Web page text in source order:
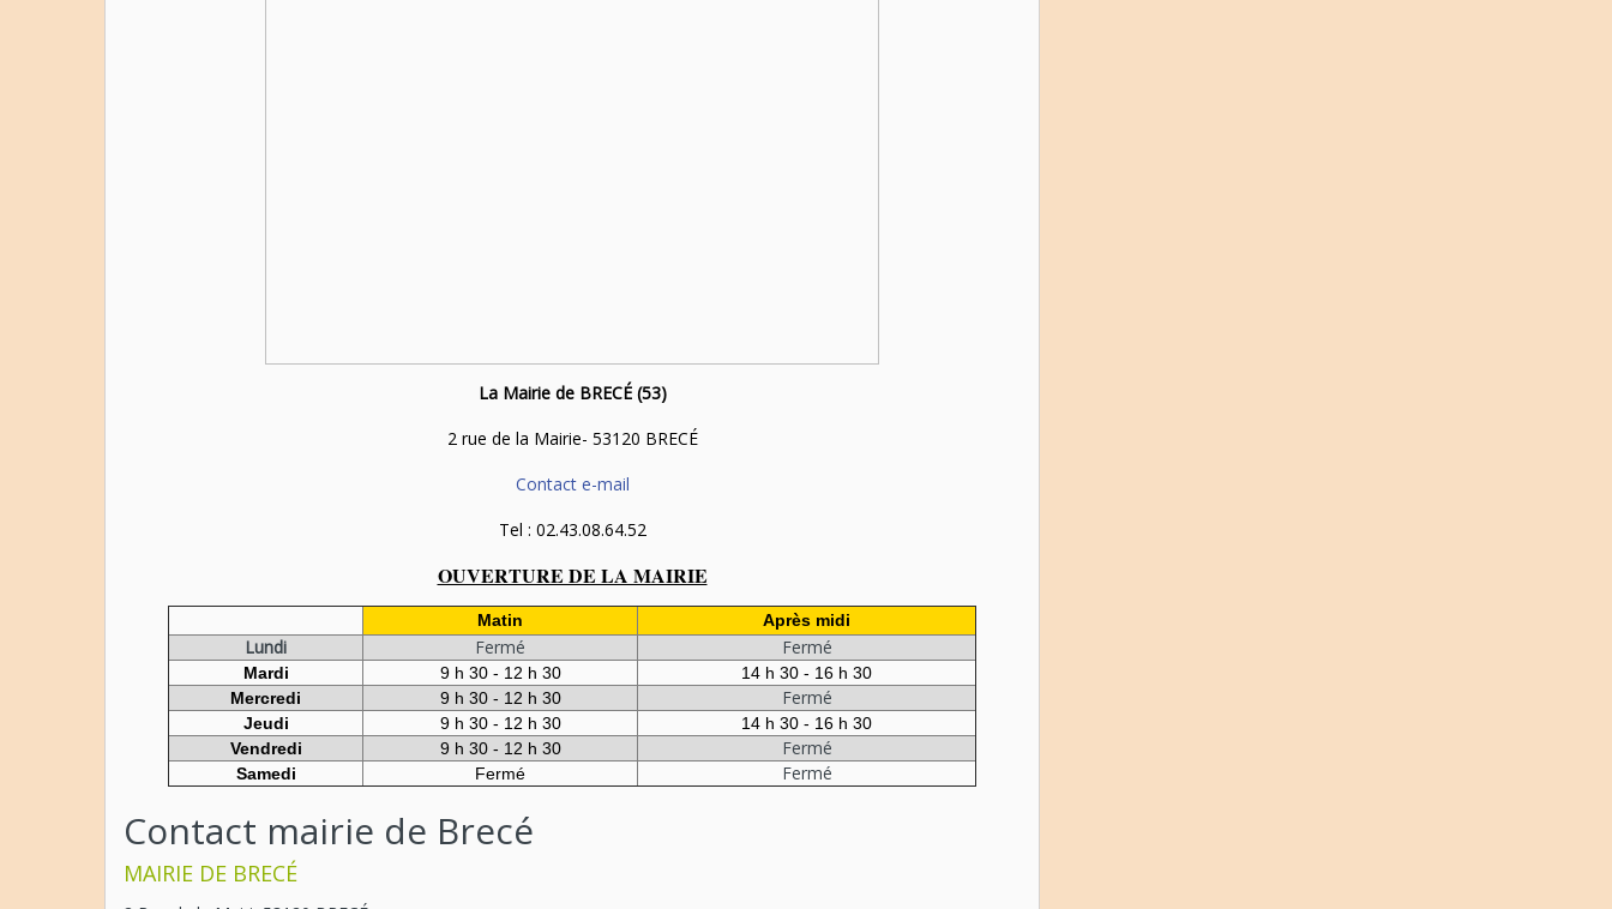
La Mairie de BRECÉ (53)
2 rue de la Mairie- 53120 BRECÉ
Contact e-mail
Tel : 02.43.08.64.52
OUVERTURE DE LA MAIRIE
Matin Après midi
Lundi Fermé Fermé
Mardi 9 h 30 - 12 h 30
14 h 30 - 16 h 30
Mercredi
9 h 30 - 12 h 30 Fermé
Jeudi 9 h 30 - 12 h 30
14 h 30 - 16 h 30
Vendredi
9 h 30 - 12 h 30 Fermé
Samedi Fermé Fermé
Contact mairie de Brecé
MAIRIE DE BRECÉ